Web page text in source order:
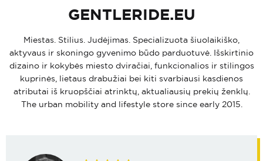
GENTLERIDE.EU
Miestas. Stilius. Judėjimas. Specializuota šiuolaikiško,
aktyvaus ir skoningo gyvenimo būdo parduotuvė. Išskirtinio
dizaino ir kokybės miesto dviračiai, funkcionalios ir stilingos
kuprinės, lietaus drabužiai bei kiti svarbiausi kasdienos
atributai iš kruopščiai atrinktų, aktualiausių prekių ženklų.
The urban mobility and lifestyle store since early 2015.